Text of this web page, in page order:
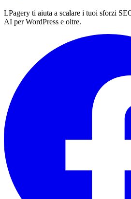
LPagery ti aiuta a scalare i tuoi sforzi
AI per WordPress e oltre.